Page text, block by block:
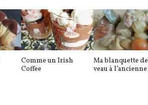
Comme un Irish
Coffee
Ma blanquette de
veau à l’ancienne